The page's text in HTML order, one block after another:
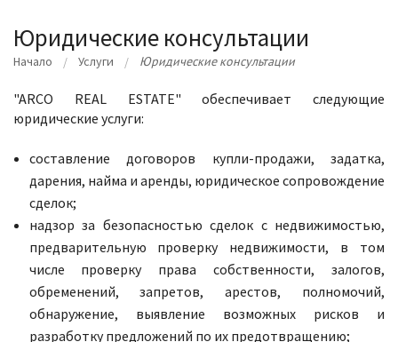
Юридические консультации
Начало Услуги Юридические консультации
"ARCO REAL ESTATE" обеспечивает следующие
юридические услуги:
составление договоров купли-продажи, задатка,
дарения, найма и аренды, юридическое сопровождение
сделок;
надзор за безопасностью сделок с недвижимостью,
предварительную проверку недвижимости, в том
числе проверку права собственности, залогов,
обременений, запретов, арестов, полномочий,
обнаружение, выявление возможных рисков и
разработку предложений по их предотвращению;